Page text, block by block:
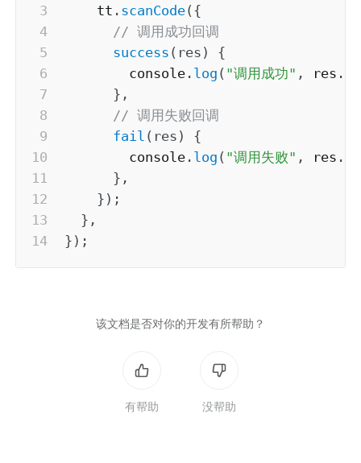
    tt
. scanCode( {
// 调用成功回调
success ( res )
{
        console
. log ( "调用成功" , res .
} ,
// 调用失败回调
fail ( res )
{
        console
. log ( "调用失败" , res .
} ,
} ) ;
} ,
} ) ;
该文档是否对你的开发有所帮助？
有帮助 没帮助